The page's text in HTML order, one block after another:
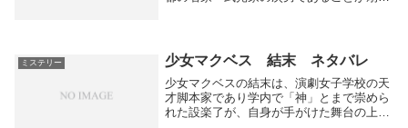
家の離れで...
ミステリー 少女マクベス 結末 ネタバレ
少女マクベスの結末は、演劇女子学校の天
才脚本家であり学内で「神」とまで崇めら
れた設楽了が、自身が手がけた舞台の上演